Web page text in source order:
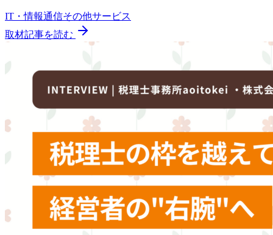
IT・情報通信その他サービス
取材記事を読む